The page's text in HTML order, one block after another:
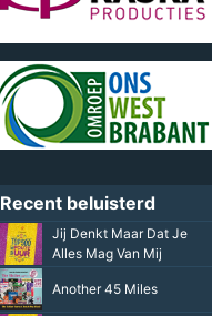
Recent beluisterd
Jij Denkt Maar Dat Je
Alles Mag Van Mij
Another 45 Miles